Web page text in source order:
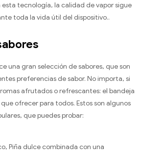
esta tecnología, la calidad de vapor sigue
toda la vida útil del dispositivo..
una gran selección de sabores, que son
preferencias de sabor. No importa, si
afrutados o refrescantes: el bandeja
ofrecer para todos. Estos son algunos
que puedes probar:
Piña dulce combinada con una